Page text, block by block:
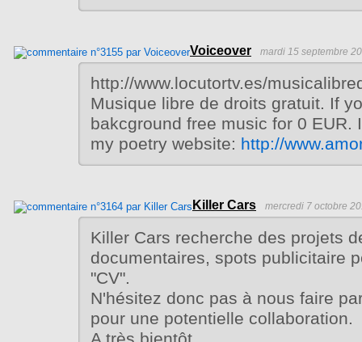
Voiceover mardi 15 septembre
http://www.locutortv.es/
Musique libre de droits gratuit. If
bakcground free music for 0 EUR.
my poetry website: http://
Killer Cars mercredi 7 octobre
Killer Cars recherche des projets
documentaires, spots publicitaire
"CV".
N'hésitez donc pas à nous faire
pour une potentielle collaboration.